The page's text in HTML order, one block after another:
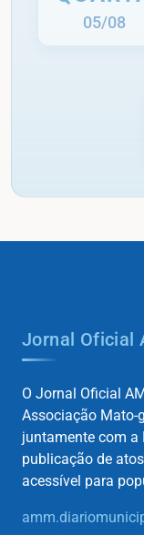
05/08
Jornal Oficial
O Jornal Oficial
Associação Mato-
juntamente com a
publicação de
acessível para